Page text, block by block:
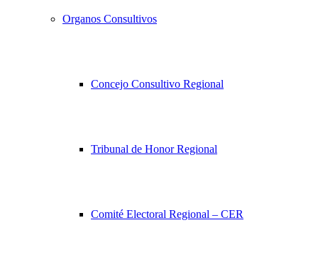
Organos Consultivos
Concejo Consultivo Regional
Tribunal de Honor Regional
Comité Electoral Regional – CER